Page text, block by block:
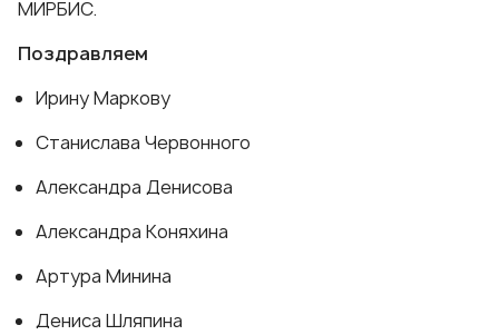
МИРБИС.
Поздравляем
Ирину Маркову
Станислава Червонного
Александра Денисова
Александра Коняхина
Артура Минина
Дениса Шляпина